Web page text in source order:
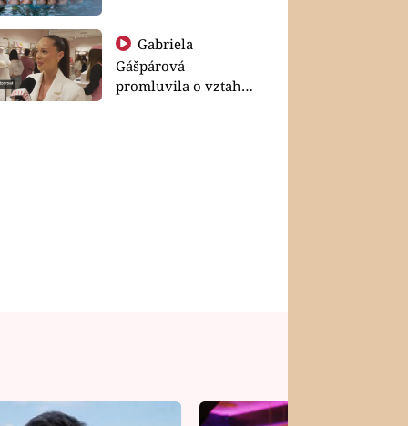
Gabriela
Gášpárová
promluvila o vztahu